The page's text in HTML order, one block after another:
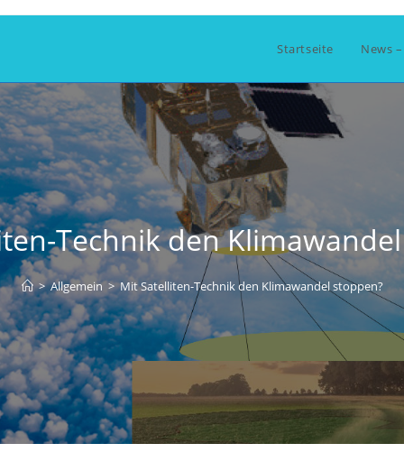
Startseite News
Technik den
> Allgemein > Mit Satelliten-Technik den Klimawandel stoppen?